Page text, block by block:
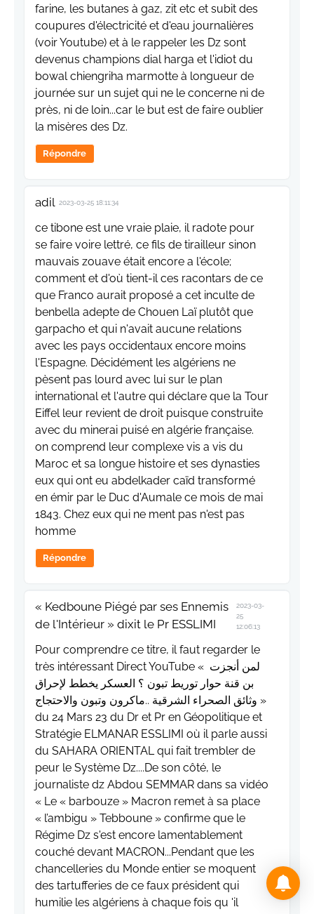
farine, les butanes à gaz, zit etc et subit des
coupures d'électricité et d'eau journalières
(voir Youtube) et à le rappeler les Dz sont
devenus champions dial harga et l'idiot du
bowal chiengriha marmotte à longueur de
journée sur un sujet qui ne le concerne ni de
près, ni de loin...car le but est de faire oublier
la misères des Dz.
Répondre
adil 2023-03-25 18:11:34
ce tibone est une vraie plaie, il radote pour
se faire voire lettré, ce fils de tirailleur sinon
mauvais zouave était encore a l'école;
comment et d'où tient-il ces racontars de ce
que Franco aurait proposé a cet inculte de
benbella adepte de Chouen Laï plutôt que
garpacho et qui n'avait aucune relations
avec les pays occidentaux encore moins
l'Espagne. Décidément les algériens ne
pèsent pas lourd avec lui sur le plan
international et l'autre qui déclare que la Tour
Eiffel leur revient de droit puisque construite
avec du minerai puisé en algérie française.
on comprend leur complexe vis a vis du
Maroc et sa longue histoire et ses dynasties
eux qui ont eu abdelkader caïd transformé
en émir par le Duc d'Aumale ce mois de mai
1843. Chez eux qui ne ment pas n'est pas
homme
Répondre
« Kedboune Piégé par ses Ennemis
de l'Intérieur » dixit le Pr ESSLIMI
2023-03-
25
12:06:13
Pour comprendre ce titre, il faut regarder le
très intéressant Direct YouTube « لمن أنجزت
بن قنة حوار توريط تبون ؟ العسكر يخطط لإحراق
وثائق الصحراء الشرقية ..ماكرون وتبون والاحتجاج »
du 24 Mars 23 du Dr et Pr en Géopolitique et
Stratégie ELMANAR ESSLIMI où il parle aussi
du SAHARA ORIENTAL qui fait trembler de
peur le Système Dz....De son côté, le
journaliste dz Abdou SEMMAR dans sa vidéo
« Le « barbouze » Macron remet à sa place
« l’ambigu » Tebboune » confirme que le
Régime Dz s'est encore lamentablement
couché devant MACRON...Pendant que les
chancelleries du Monde entier se moquent
des tartufferies de ce faux président qui
humilie les algériens à chaque fois qu 'il